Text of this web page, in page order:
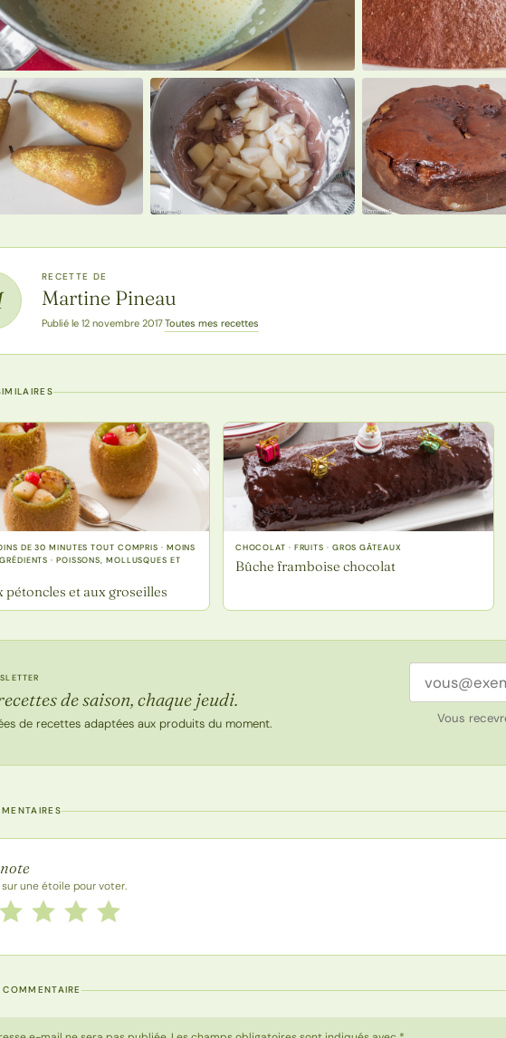
RECETTE DE
Martine Pineau
Publié le 12 novembre 2017·Toutes mes recettes
DE 30 MINUTES TOUT COMPRIS · MOINS
· POISSONS, MOLLUSQUES ET
pétoncles et aux groseilles
CHOCOLAT · FRUITS · GROS GÂTEAUX
Bûche framboise chocolat
de saison, chaque jeudi.
de recettes adaptées aux produits du moment.
Adresse email
Vous
recette
une étoile pour voter.
cette recette de 1 à 5 étoiles
5 étoiles
4 étoiles
3 étoiles
2 étoiles